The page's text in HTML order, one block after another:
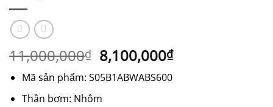
11,000,000₫ Giá
gốc
là:
11,000,000₫.
8,100,000₫Giá
Mã sản phẩm: S05B1ABWABS600
Thân bơm: Nhôm